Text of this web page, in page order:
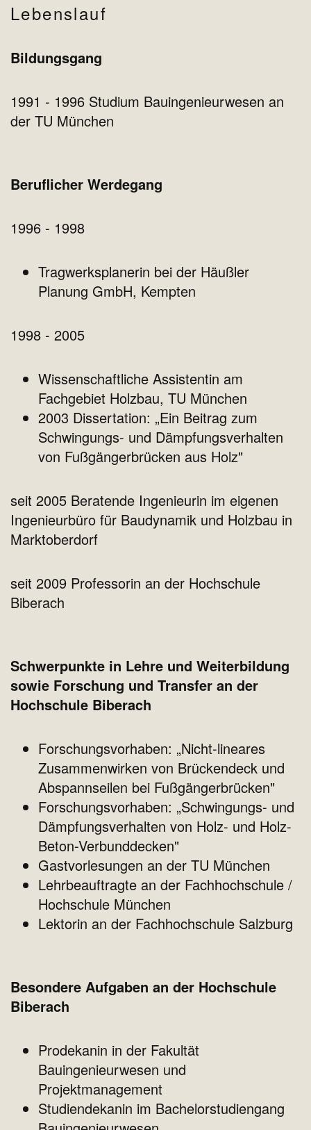
Lebenslauf
Bildungsgang
1991 - 1996 Studium Bauingenieurwesen an
der TU München
Beruflicher Werdegang
1996 - 1998
Tragwerksplanerin bei der Häußler
Planung GmbH, Kempten
1998 - 2005
Wissenschaftliche Assistentin am
Fachgebiet Holzbau, TU München
2003 Dissertation: „Ein Beitrag zum
Schwingungs- und Dämpfungsverhalten
von Fußgängerbrücken aus Holz"
seit 2005 Beratende Ingenieurin im eigenen
Ingenieurbüro für Baudynamik und Holzbau in
Marktoberdorf
seit 2009 Professorin an der Hochschule
Biberach
Schwerpunkte in Lehre und Weiterbildung
sowie Forschung und Transfer an der
Hochschule Biberach
Forschungsvorhaben: „Nicht-lineares
Zusammenwirken von Brückendeck und
Abspannseilen bei Fußgängerbrücken"
Forschungsvorhaben: „Schwingungs- und
Dämpfungsverhalten von Holz- und Holz-
Beton-Verbunddecken"
Gastvorlesungen an der TU München
Lehrbeauftragte an der Fachhochschule /
Hochschule München
Lektorin an der Fachhochschule Salzburg
Besondere Aufgaben an der Hochschule
Biberach
Prodekanin in der Fakultät
Bauingenieurwesen und
Projektmanagement
Studiendekanin im Bachelorstudiengang